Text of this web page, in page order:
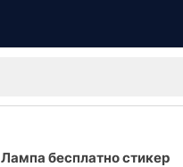
Лампа бесплатно стикер